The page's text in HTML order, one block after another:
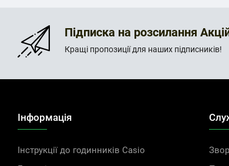
Підписка на розсилання
Кращі пропозиції для наших підписників!
Інформація
Інструкції до годинників Casio